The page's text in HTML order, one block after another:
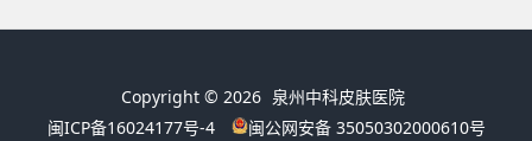
Copyright © 2026 泉州中科皮肤医院
闽ICP备16024177号-4
闽公网安备 35050302000610号